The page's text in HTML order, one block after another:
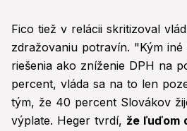
Fico tiež v relácii skritizoval
zdražovaniu potravín. "Kým iné
riešenia ako zníženie DPH na
percent, vláda sa na to len
tým, že 40 percent Slovákov
výplate. Heger tvrdí, že ľuďom